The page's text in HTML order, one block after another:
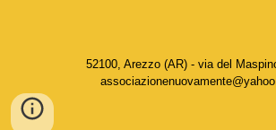
52100, Arezzo (AR) - via del